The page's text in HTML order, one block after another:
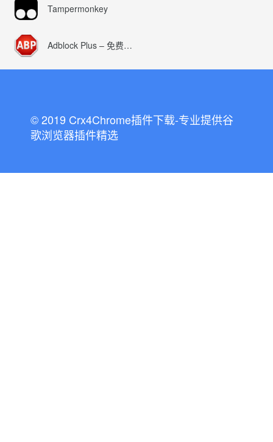
Tampermonkey
Adblock Plus – 免费的广告拦截器
© 2019 Crx4Chrome插件下载-专业提供谷
歌浏览器插件精选